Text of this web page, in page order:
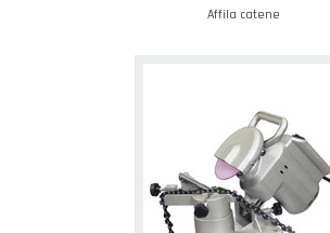
Affila catene